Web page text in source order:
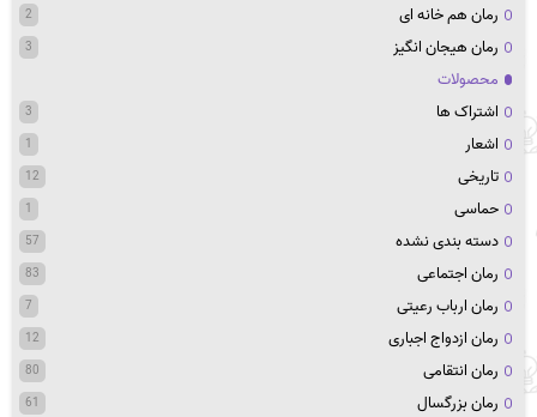
رمان هم خانه ای 2
رمان هیجان انگیز 3
محصولات
اشتراک ها
3
اشعار 1
تاریخی 12
حماسی 1
دسته بندی نشده 57
رمان اجتماعی 83
رمان ارباب رعیتی 7
رمان ازدواج اجباری 12
رمان انتقامی 80
رمان بزرگسال 61